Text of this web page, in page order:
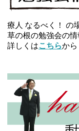
療人 なるべく！ の
草の根の勉強会の情
詳しくはこちらから